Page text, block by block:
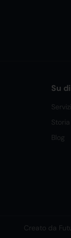
Su
Servizi
Storia
Blog
Creato da